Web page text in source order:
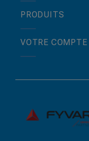
PRODUITS
VOTRE COMPTE